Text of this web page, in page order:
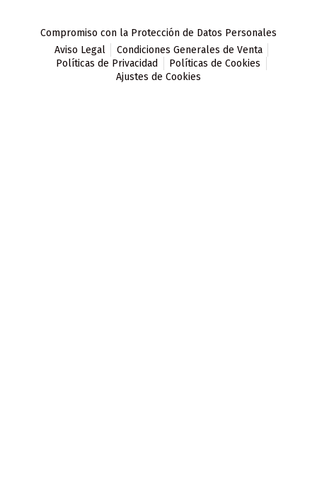
Compromiso con la Protección de Datos Personales
Aviso Legal
Condiciones Generales de Venta
Políticas de Privacidad
Políticas de Cookies
Ajustes de Cookies